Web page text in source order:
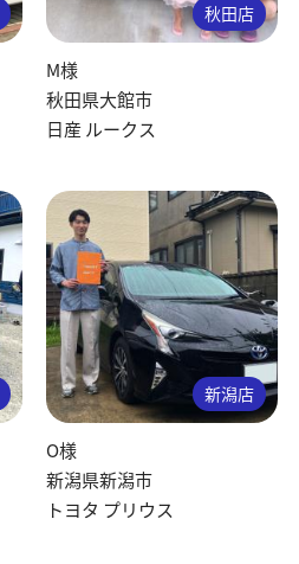
秋田店
M様
秋田県大館市
日産 ルークス
新潟店
O様
新潟県新潟市
トヨタ プリウス